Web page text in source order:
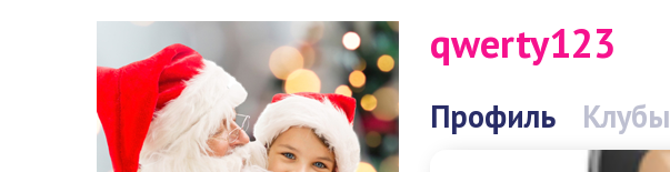
qwerty123
Профиль Клубы